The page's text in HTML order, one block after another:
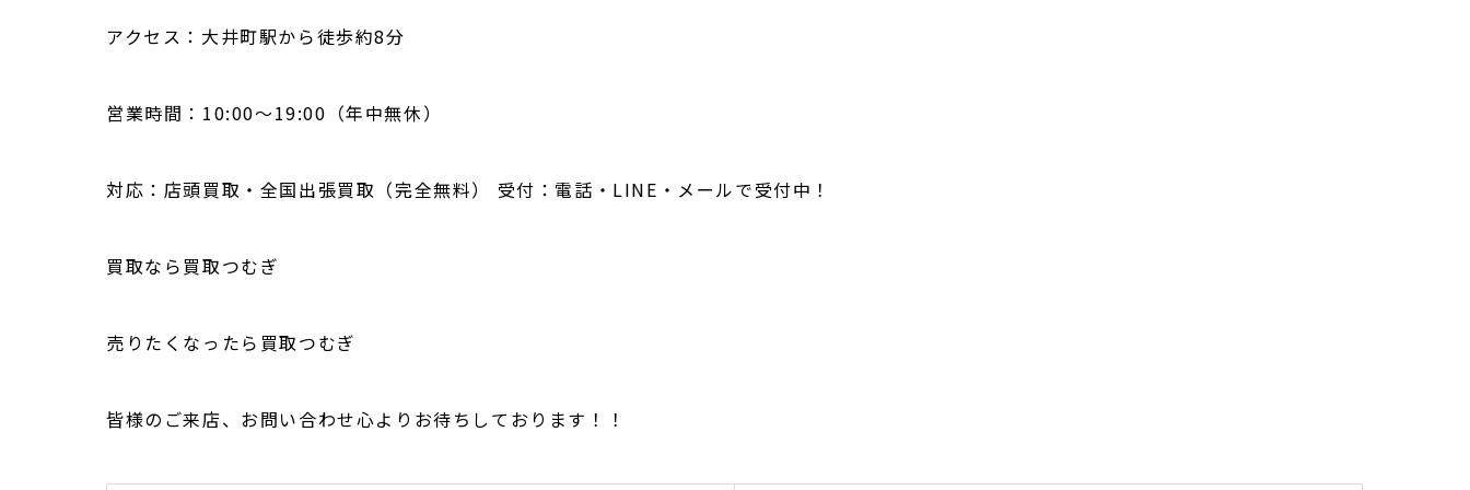
アクセス：大井町駅から徒歩約8分
営業時間：10:00〜19:00（年中無休）
対応：店頭買取・全国出張買取（完全無料） 受付：電話・LINE・メールで受付中！
買取なら買取つむぎ
売りたくなったら買取つむぎ
皆様のご来店、お問い合わせ心よりお待ちしております！！